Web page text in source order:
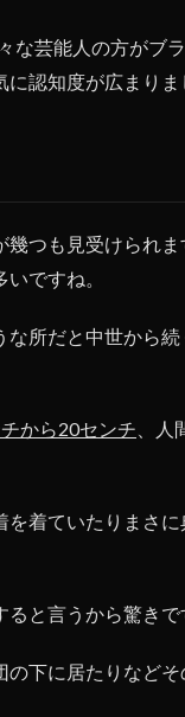
な芸能人の方がブ
認知度が広まりま
つも見受けられま
ですね。
所だと中世から
から20センチ 、
着ていたりまさ
と言うから驚きで
下に居たりなど